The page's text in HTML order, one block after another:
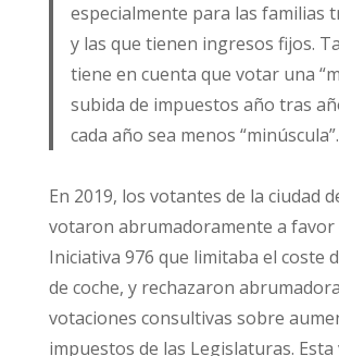
especialmente para las familias
y las que tienen ingresos fijos.
tiene en cuenta que votar una
subida de impuestos año tras
cada año sea menos “minúscula”.
En 2019, los votantes de la ciudad
votaron abrumadoramente a favor
Iniciativa 976 que limitaba el coste
de coche, y rechazaron
votaciones consultivas sobre
impuestos de las Legislaturas.